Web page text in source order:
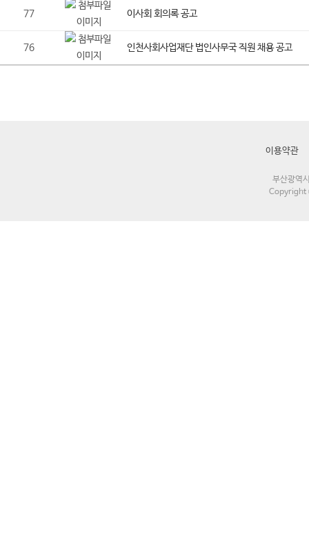
77 이사회 회의록 공고
76 인천사회사업재단 법인사무국 직원 채용 공고
이용약관
부산광역
Copyright